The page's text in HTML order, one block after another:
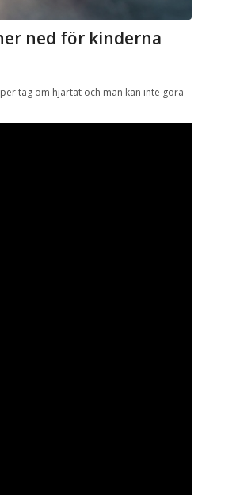
ned för kinderna
tag om hjärtat och man kan inte göra